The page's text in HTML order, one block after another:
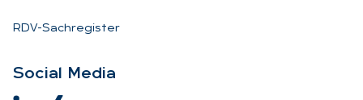
RDV-Sachregister
So­ci­al Me­dia